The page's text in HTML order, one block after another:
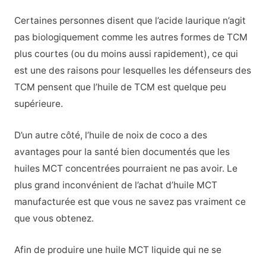
Certaines personnes disent que l’acide laurique n’agit
pas biologiquement comme les autres formes de TCM
plus courtes (ou du moins aussi rapidement), ce qui
est une des raisons pour lesquelles les défenseurs des
TCM pensent que l’huile de TCM est quelque peu
supérieure.
D’un autre côté, l’huile de noix de coco a des
avantages pour la santé bien documentés que les
huiles MCT concentrées pourraient ne pas avoir. Le
plus grand inconvénient de l’achat d’huile MCT
manufacturée est que vous ne savez pas vraiment ce
que vous obtenez.
Afin de produire une huile MCT liquide qui ne se